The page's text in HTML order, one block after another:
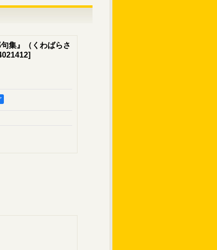
集』（くわばらさ
]